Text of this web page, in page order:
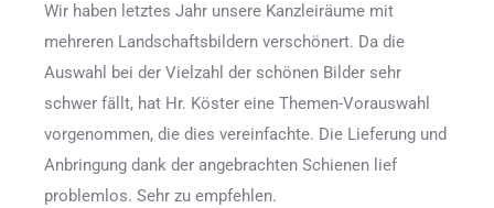
Wir haben letztes Jahr unsere Kanzleiräume mit
mehreren Landschaftsbildern verschönert. Da die
Auswahl bei der Vielzahl der schönen Bilder sehr
schwer fällt, hat Hr. Köster eine Themen-Vorauswahl
vorgenommen, die dies vereinfachte. Die Lieferung und
Anbringung dank der angebrachten Schienen lief
problemlos. Sehr zu empfehlen.